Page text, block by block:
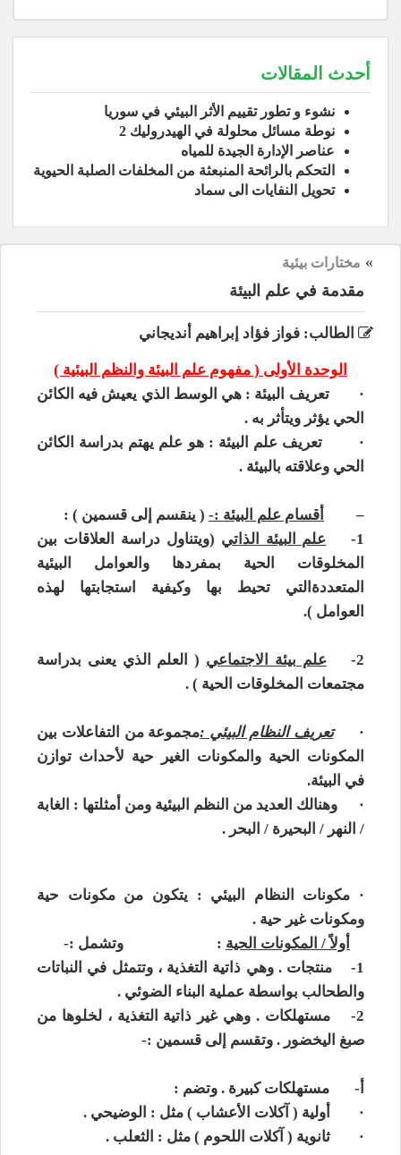
أحدث المقالات
نشوء و تطور تقييم الأثر البيئي في سوريا
نوطة مسائل محلولة في الهيدروليك 2
عناصر الإدارة الجيدة للمياه
التحكم بالرائحة المنبعثة من المخلفات الصلبة الحيوية
تحويل النفايات الى سماد
» مختارات بيئية
مقدمة في علم البيئة
الطالب: فواز فؤاد إبراهيم أنديجاني
الوحدة الأولى ( مفهوم علم البيئة والنظم البيئية )
·تعريف البيئة :هي الوسط الذي يعيش فيه الكائن
الحي يؤثر ويتأثر به .
· تعريف علم البيئة : هو علم يهتم بدراسة الكائن
الحي وعلاقته بالبيئة .
– أقسام علم البيئة :- ( ينقسم إلى قسمين ) :
1-
علم البيئة الذاتي (ويتناول دراسة العلاقات بين
المخلوقات الحية بمفردها والعوامل البيئية
المتعددة التي تحيط بها وكيفية استجابتها لهذه
العوامل ).
2- علم بيئة الاجتماعي ( العلم الذي يعنى بدراسة
مجتمعات المخلوقات الحية ) .
·تعريف النظام البيئي :مجموعة من التفاعلات بين
المكونات الحية والمكونات الغير حية لأحداث توازن
في البيئة.
· وهنالك العديد من النظم البيئية ومن أمثلتها : الغابة
/ النهر / البحيرة / البحر .
· مكونات النظام البيئي : يتكون من مكونات حية
ومكونات غير حية .
أولاً / المكونات الحية : وتشمل :-
1-
منتجات . وهي ذاتية التغذية ، وتتمثل في النباتات
والطحالب بواسطة عملية البناء الضوئي .
2-
مستهلكات . وهي غير ذاتية التغذية ، لخلوها من
صبغ اليخضور . وتقسم إلى قسمين :-
أ‌- مستهلكات كبيرة . وتضم :
·
أولية ( آكلات الأعشاب ) مثل : الوضيحي .
· ثانوية ( آكلات اللحوم ) مثل : الثعلب .